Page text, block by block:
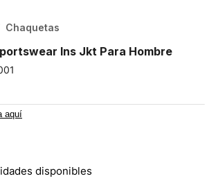
Chaquetas
Ins Jkt Para Hombre
aquí
disponibles